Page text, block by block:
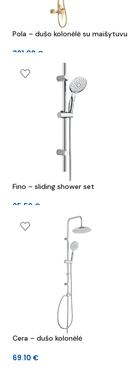
Pola – dušo kolonėlė su maišytuvu
391.08 €
Fino – sliding shower set
25.59 €
Cera – dušo kolonėlė
69.10 €